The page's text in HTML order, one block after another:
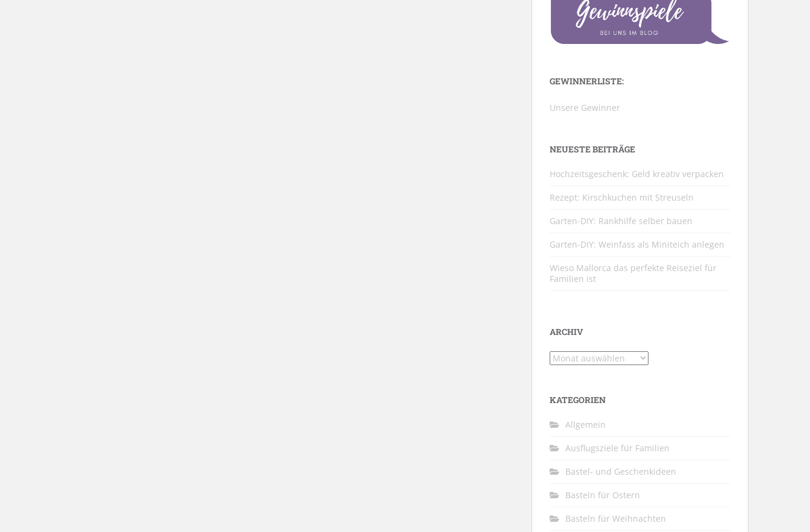
GEWINNERLISTE:
Unsere Gewinner
NEUESTE BEITRÄGE
Hochzeitsgeschenk: Geld kreativ verpacken
Rezept: Kirschkuchen mit Streuseln
Garten-DIY: Rankhilfe selber bauen
Garten-DIY: Weinfass als Miniteich anlegen
Wieso Mallorca das perfekte Reiseziel für
Familien ist
ARCHIV
Archiv
KATEGORIEN
Allgemein
Ausflugsziele für Familien
Bastel- und Geschenkideen
Basteln für Ostern
Basteln für Weihnachten